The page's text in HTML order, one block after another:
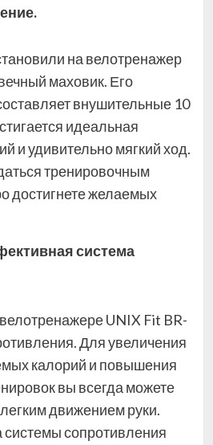
на велотренажер
маховик. Его
внушительные 10
идеальная
и удивительно мягкий ход.
тренировочным
достигнете желаемых
система
UNIX Fit BR-
Для увеличения
калорий и повышения
вы всегда можете
движением руки.
сопротивления